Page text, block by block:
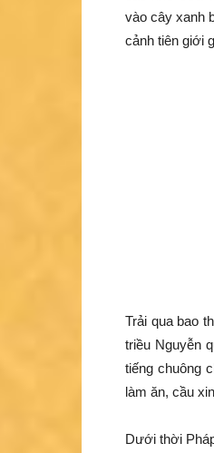
vào cây xanh
cảnh tiên giới
Trải qua bao
triều Nguyễn
tiếng chuông
làm ăn, cầu
Dưới thời